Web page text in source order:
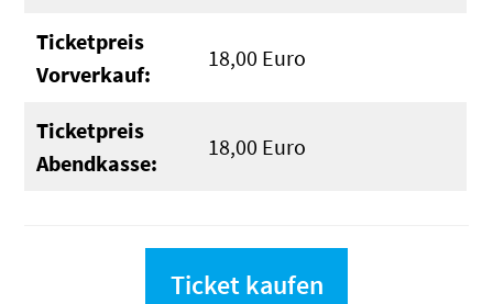
Ticketpreis
Vorverkauf:
18,00 Euro
Ticketpreis
Abendkasse:
18,00 Euro
Ticket kaufen